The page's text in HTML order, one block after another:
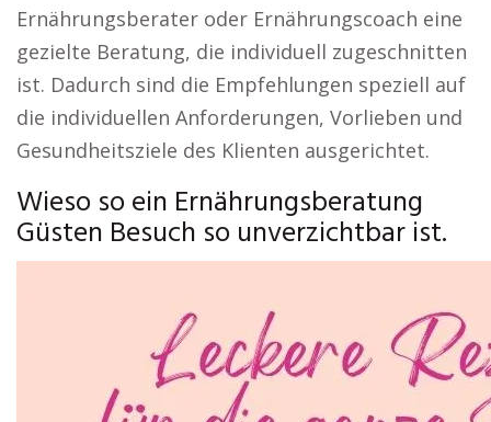
Ernährungsberater oder Ernährungscoach eine
gezielte Beratung, die individuell zugeschnitten
ist. Dadurch sind die Empfehlungen speziell auf
die individuellen Anforderungen, Vorlieben und
Gesundheitsziele des Klienten ausgerichtet.
Wieso so ein Ernährungsberatung
Güsten Besuch so unverzichtbar ist.